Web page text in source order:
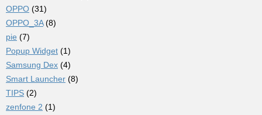
OPPO (31)
OPPO_3A(8)
pie (7)
Popup Widget (1)
Samsung Dex (4)
Smart Launcher (8)
TIPS (2)
zenfone 2 (1)